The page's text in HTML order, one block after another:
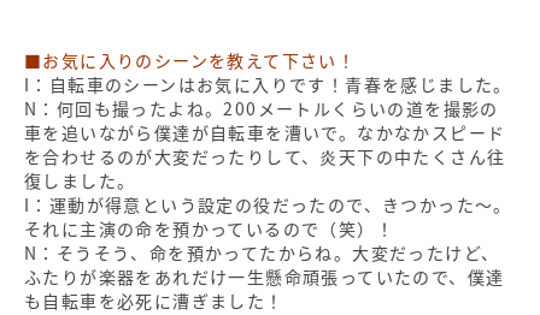
■お気に入りのシーンを教えて下さい！
I：自転車のシーンはお気に入りです！青春を感じました。
N：何回も撮ったよね。200メートルくらいの道を撮影の
車を追いながら僕達が自転車を漕いで。なかなかスピード
を合わせるのが大変だったりして、炎天下の中たくさん往
復しました。
I：運動が得意という設定の役だったので、きつかった〜。
それに主演の命を預かっているので（笑）！
N：そうそう、命を預かってたからね。大変だったけど、
ふたりが楽器をあれだけ一生懸命頑張っていたので、僕達
も自転車を必死に漕ぎました！